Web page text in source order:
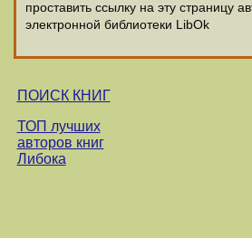
проставить ссылку на эту страницу
электронной библиотеки LibOk
ПОИСК КНИГ
ТОП лучших
авторов книг
Либока